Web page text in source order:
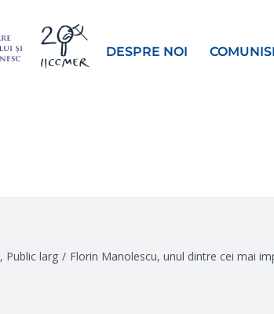
DESPRE NOI
, Public larg / Florin Manolescu, unul dintre cei mai